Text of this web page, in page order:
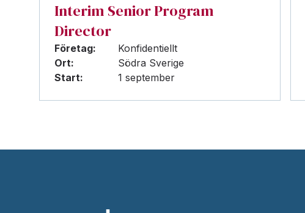
Interim Senior Program
Director
Företag:
Konfidentiellt
Ort:
Södra Sverige
Start:
1 september